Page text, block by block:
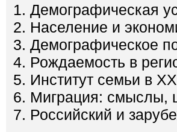
Демографическая
Население и
Демографическое
Рождаемость в
Институт семьи в
Миграция: смыслы,
Российский и